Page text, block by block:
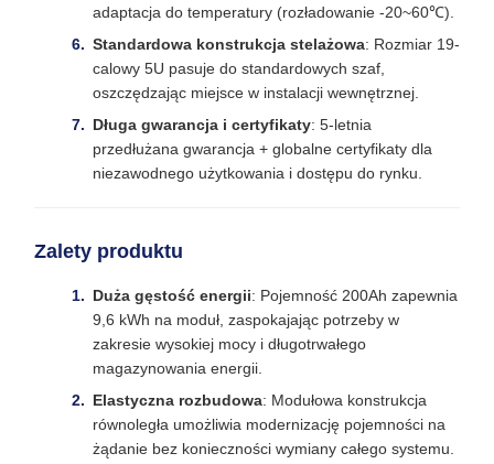
adaptacja do temperatury (rozładowanie -20~60℃).
Standardowa konstrukcja stelażowa: Rozmiar 19-
calowy 5U pasuje do standardowych szaf,
oszczędzając miejsce w instalacji wewnętrznej.
Długa gwarancja i certyfikaty: 5-letnia
przedłużana gwarancja + globalne certyfikaty dla
niezawodnego użytkowania i dostępu do rynku.
Zalety produktu
Duża gęstość energii: Pojemność 200Ah zapewnia
9,6 kWh na moduł, zaspokajając potrzeby w
zakresie wysokiej mocy i długotrwałego
magazynowania energii.
Elastyczna rozbudowa: Modułowa konstrukcja
równoległa umożliwia modernizację pojemności na
żądanie bez konieczności wymiany całego systemu.